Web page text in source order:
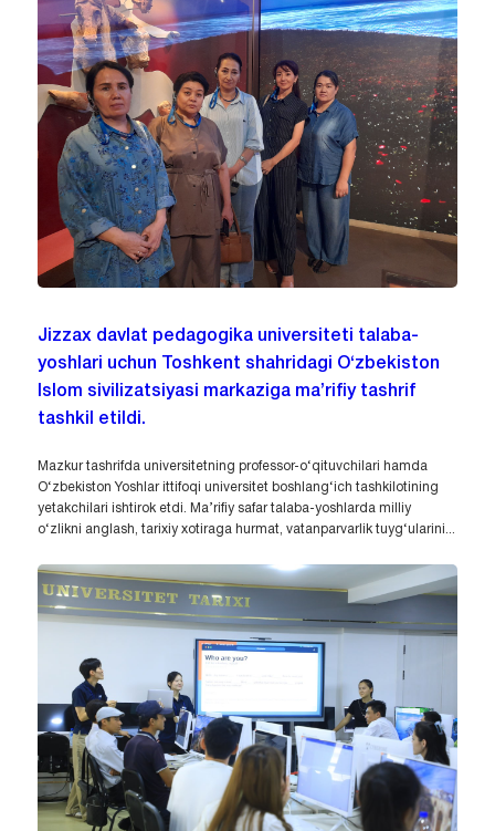
Jizzax davlat pedagogika universiteti talaba-
yoshlari uchun Toshkent shahridagi O‘zbekiston
Islom sivilizatsiyasi markaziga ma’rifiy tashrif
tashkil etildi.
Mazkur tashrifda universitetning professor-o‘qituvchilari hamda
O‘zbekiston Yoshlar ittifoqi universitet boshlang‘ich tashkilotining
yetakchilari ishtirok etdi. Ma’rifiy safar talaba-yoshlarda milliy
o‘zlikni anglash, tarixiy xotiraga hurmat, vatanparvarlik tuyg‘ularini...